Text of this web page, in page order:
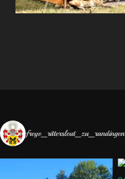
freye_rittersleut_zu_randingen